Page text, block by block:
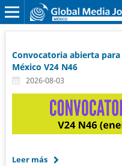
Convocatoria abierta
México V24 N46
2026-08-03
Leer más